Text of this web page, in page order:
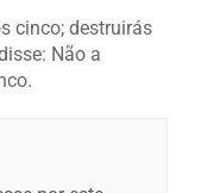
cinco; destruirás
Não a